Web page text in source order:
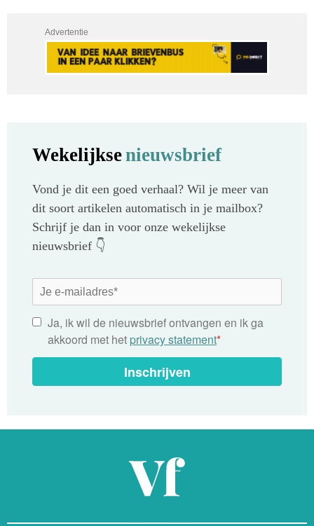
Advertentie
Wekelijksenieuwsbrief
Vond je dit een goed verhaal? Wil je meer van
dit soort artikelen automatisch in je mailbox?
Schrijf je dan in voor onze wekelijkse
nieuwsbrief 👇
Ja, ik wil de nieuwsbrief ontvangen en ik ga
akkoord met het privacy statement*
Inschrijven